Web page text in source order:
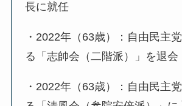
長に就任
・2022年（63歳）：自由民主
る「志帥会（二階派）」を退会
・2022年（63歳）：自由民主